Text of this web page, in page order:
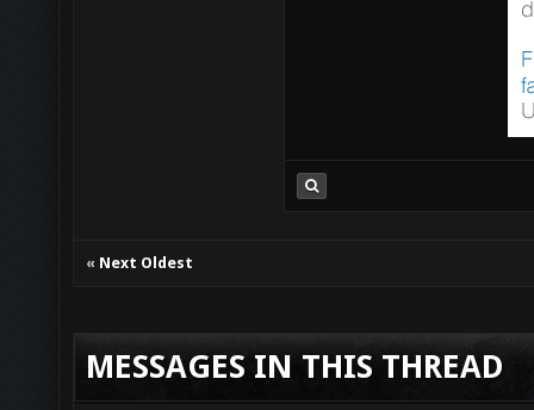
« Next Oldest
MESSAGES IN THIS THREAD